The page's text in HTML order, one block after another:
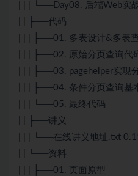
| | | └──Day08. 后端Web实
| | ├──代码
| | | ├──01. 多表设计&多表
| | | ├──02. 原始分页查询代
| | | ├──03. pagehelper实现
| | | ├──04. 条件分页查询基
| | | └──05. 最终代码
| | ├──讲义
| | | └──在线讲义地址.txt
| | └──资料
| | | ├──01. 页面原型